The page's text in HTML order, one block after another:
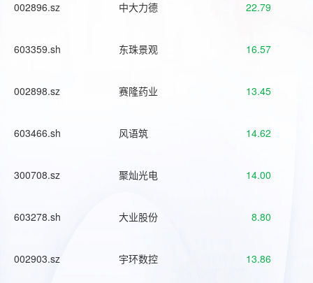
002896.sz 中大力德 22.79
603359.sh 东珠景观 16.57
002898.sz 赛隆药业 13.45
603466.sh 风语筑 14.62
300708.sz 聚灿光电 14.00
603278.sh 大业股份 8.80
002903.sz 宇环数控 13.86